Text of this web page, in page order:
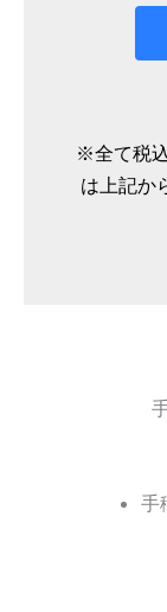
※全て税
は上記か
手